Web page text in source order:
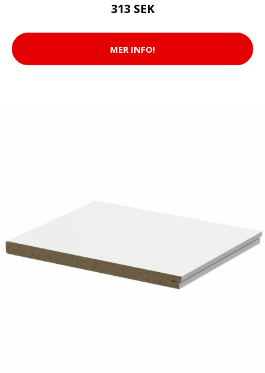
313 SEK
MER INFO!